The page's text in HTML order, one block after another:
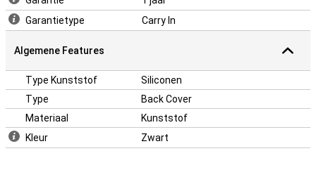
hoogste standaarden.
Garantietype
Carry In
Algemene Features
Type Kunststof
Siliconen
Type
Back Cover
Materiaal
Kunststof
Kleur
Zwart